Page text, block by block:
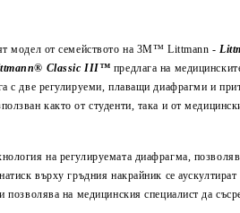
модел от семейството на 3M™ Littmann -
Classic III™ предлага на
с две регулируеми, плаващи диафрагми и
както от студенти, така и от
на регулируемата диафрагма,
върху гръдния накрайник се
позволява на медицинския специалист да